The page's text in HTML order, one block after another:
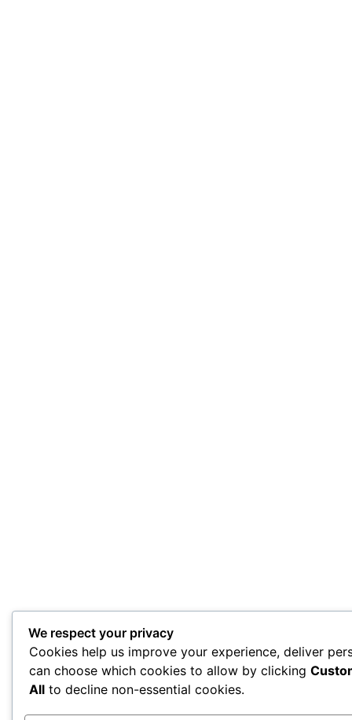
We respect your privacy
Cookies help us improve your experience, deliver
can choose which cookies to allow by clicking
All to decline non-essential cookies.